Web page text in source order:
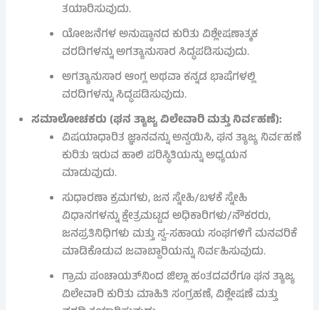
ತಯಾರಿಸುವುದು.
ಯೋಜನೆಗಳ ಅನುಷ್ಠಾನದ ಕುರಿತು ವಿಶ್ಲೇಷಣಾತ್ಮಕ
ವರದಿಗಳನ್ನು ಅಗತ್ಯಾನುಸಾರ ಸಿದ್ಧಪಡಿಸುವುದು.
ಅಗತ್ಯಾನುಸಾರ ಆಂಗ್ಲ ಅಥವಾ ಕನ್ನಡ ಭಾಷೆಗಳಲ್ಲಿ
ವರದಿಗಳನ್ನು ಸಿದ್ಧಪಡಿಸುವುದು.
ಸಮಾಲೋಚಕರು (ಘನ ತ್ಯಾಜ್ಯ ವಿಲೇವಾರಿ ಮತ್ತು ನಿರ್ವಹಣೆ):
ವಿಷಯಾಧಾರಿತ ಜ್ಞಾನವನ್ನು ಅನ್ವಯಿಸಿ, ಘನ ತ್ಯಾಜ್ಯ ನಿರ್ವಹಣೆ
ಕುರಿತು ಇರುವ ಹಾಲಿ ಪರಿಸ್ಥಿತಿಯನ್ನು ಅಧ್ಯಯನ
ಮಾಡುವುದು.
ಸುಧಾರಣಾ ಕ್ರಮಗಳು, ಜನ ಸ್ನೇಹಿ/ಬಳಕೆ ಸ್ನೇಹಿ
ವಿಧಾನಗಳನ್ನು ಕ್ಷೇತ್ರಮಟ್ಟದ ಅಧಿಕಾರಿಗಳು/ನೌಕರರು,
ಜನಪ್ರತಿನಿಧಿಗಳು ಮತ್ತು ಸ್ವ-ಸಹಾಯ ಸಂಘಗಳಿಗೆ ಮನವರಿಕೆ
ಮಾಡಿಕೊಡುವ ಜವಾಬ್ದಾರಿಯನ್ನು ನಿರ್ವಹಿಸುವುದು.
ಗ್ರಾಮ ಪಂಚಾಯತ್‌ನಿಂದ ಜಿಲ್ಲಾ ಹಂತದವರೆಗೂ ಘನ ತ್ಯಾಜ್ಯ
ವಿಲೇವಾರಿ ಕುರಿತು ಮಾಹಿತಿ ಸಂಗ್ರಹಣೆ, ವಿಶ್ಲೇಷಣೆ ಮತ್ತು